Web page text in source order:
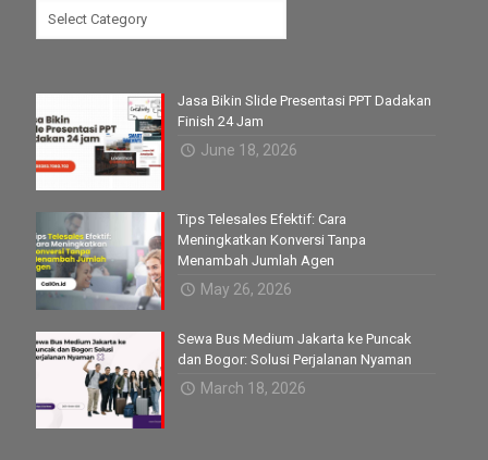
Jasa Bikin Slide Presentasi PPT Dadakan
Finish 24 Jam
June 18, 2026
Tips Telesales Efektif: Cara
Meningkatkan Konversi Tanpa
Menambah Jumlah Agen
May 26, 2026
Sewa Bus Medium Jakarta ke Puncak
dan Bogor: Solusi Perjalanan Nyaman
March 18, 2026